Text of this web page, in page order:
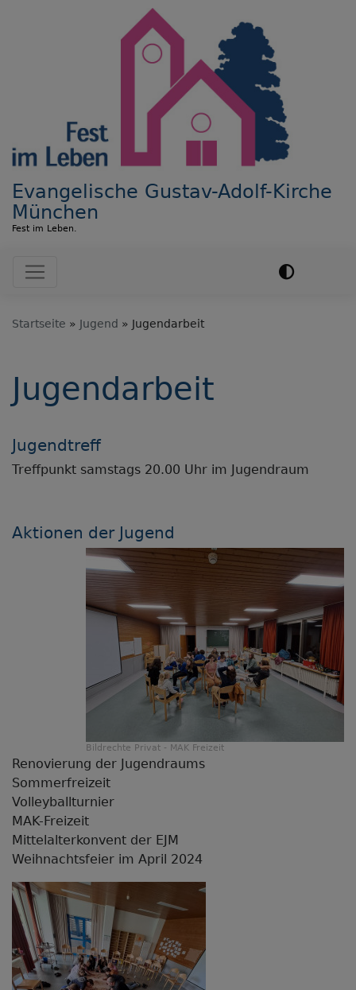
Evangelische Gustav-Adolf-Kirche
München
Fest im Leben.
Hauptnavigation
Startseite Jugend Jugendarbeit
Jugendarbeit
Jugendtreff
Treffpunkt samstags 20.00 Uhr im Jugendraum
Aktionen der Jugend
Bildrechte Privat - MAK Freizeit
Renovierung der Jugendraums
Sommerfreizeit
Volleyballturnier
MAK-Freizeit
Mittelalterkonvent der EJM
Weihnachtsfeier im April 2024